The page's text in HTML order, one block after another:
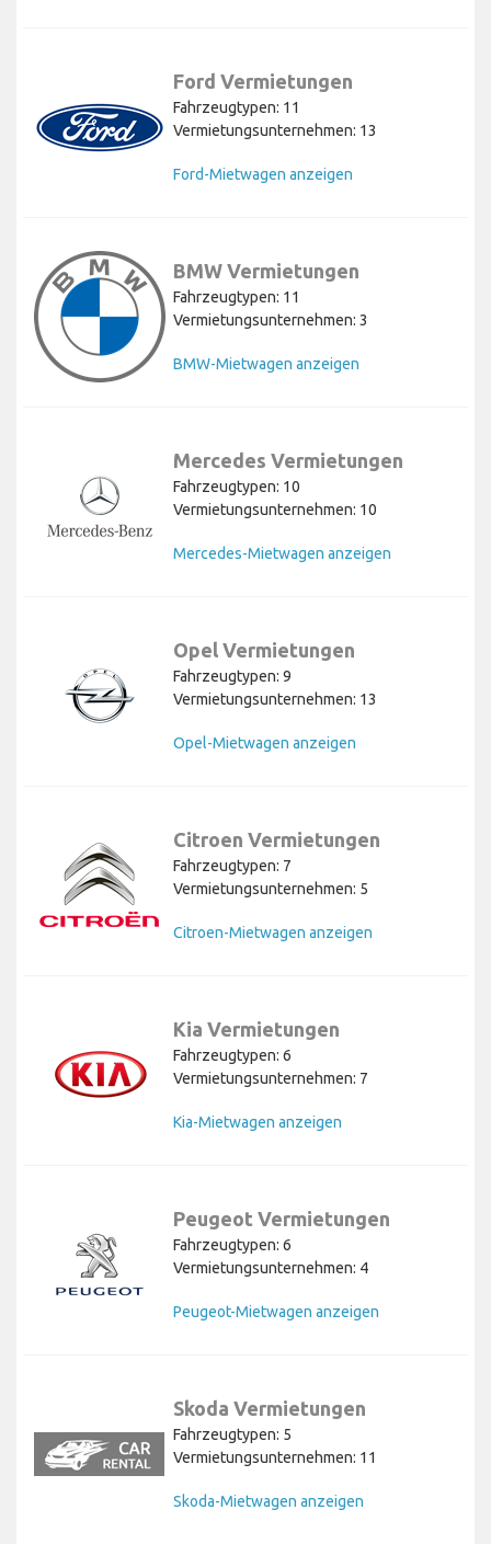
Ford Vermietungen
Fahrzeugtypen: 11
Vermietungsunternehmen: 13
Ford-Mietwagen anzeigen
BMW Vermietungen
Fahrzeugtypen: 11
Vermietungsunternehmen: 3
BMW-Mietwagen anzeigen
Mercedes Vermietungen
Fahrzeugtypen: 10
Vermietungsunternehmen: 10
Mercedes-Mietwagen anzeigen
Opel Vermietungen
Fahrzeugtypen: 9
Vermietungsunternehmen: 13
Opel-Mietwagen anzeigen
Citroen Vermietungen
Fahrzeugtypen: 7
Vermietungsunternehmen: 5
Citroen-Mietwagen anzeigen
Kia Vermietungen
Fahrzeugtypen: 6
Vermietungsunternehmen: 7
Kia-Mietwagen anzeigen
Peugeot Vermietungen
Fahrzeugtypen: 6
Vermietungsunternehmen: 4
Peugeot-Mietwagen anzeigen
Skoda Vermietungen
Fahrzeugtypen: 5
Vermietungsunternehmen: 11
Skoda-Mietwagen anzeigen